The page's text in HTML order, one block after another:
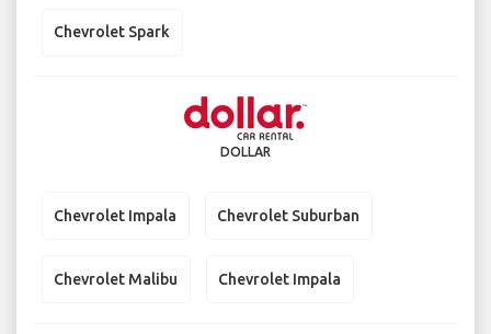
Chevrolet Spark
DOLLAR
Chevrolet Impala Chevrolet Suburban
Chevrolet Malibu Chevrolet Impala